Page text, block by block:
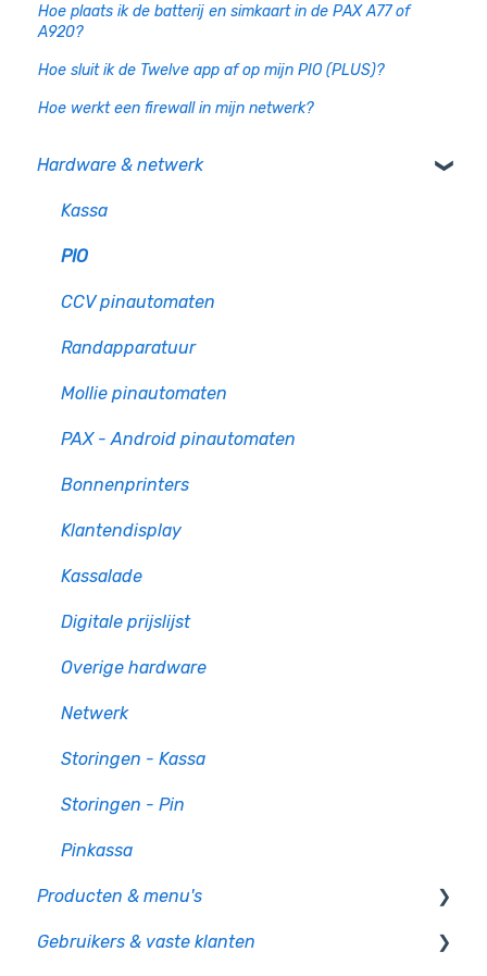
Hoe plaats ik de batterij en simkaart in de PAX A77 of
A920?
Hoe sluit ik de Twelve app af op mijn PIO (PLUS)?
Hoe werkt een firewall in mijn netwerk?
Hardware & netwerk
Kassa
PIO
CCV pinautomaten
Randapparatuur
Mollie pinautomaten
PAX - Android pinautomaten
Bonnenprinters
Klantendisplay
Kassalade
Digitale prijslijst
Overige hardware
Netwerk
Storingen - Kassa
Storingen - Pin
Pinkassa
Producten & menu's
Producten
Gebruikers & vaste klanten